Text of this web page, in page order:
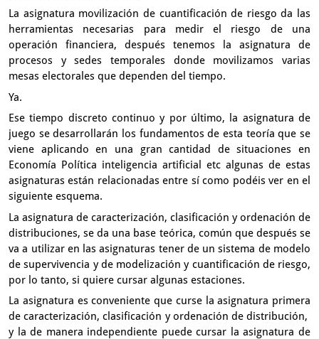
La asignatura movilización de cuantificación de riesgoda las
herramientas necesarias para medir el riesgo de una
operación financiera, después tenemos la asignatura de
procesos y sedes temporales donde movilizamos varias
mesas electorales que dependen del tiempo.
Ya.
Ese tiempo discreto continuoy por último, la asignatura de
juego se desarrollarán los fundamentosde esta teoría que se
viene aplicando en una gran cantidad de situaciones en
Economía Política inteligencia artificial etc algunas de estas
asignaturas están relacionadas entre sícomo podéis ver en el
siguiente esquema.
La asignatura de caracterización, clasificación y ordenación de
distribuciones, se da una base teórica, común que después se
va a utilizar en las asignaturas tener de un sistema de modelo
de supervivencia y de modelización y cuantificación de riesgo,
por lo tanto, si quiere cursar algunas estaciones.
La asignatura es conveniente que curse la asignatura primera
de caracterización,clasificación y ordenación de distribución,
y la de manera independiente puede cursar la asignatura de